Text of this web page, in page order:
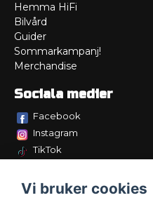
Hemma HiFi
Bilvård
Guider
Sommarkampanj!
Merchandise
Sociala medier
Facebook
Instagram
TikTok
Vi bruker cookies